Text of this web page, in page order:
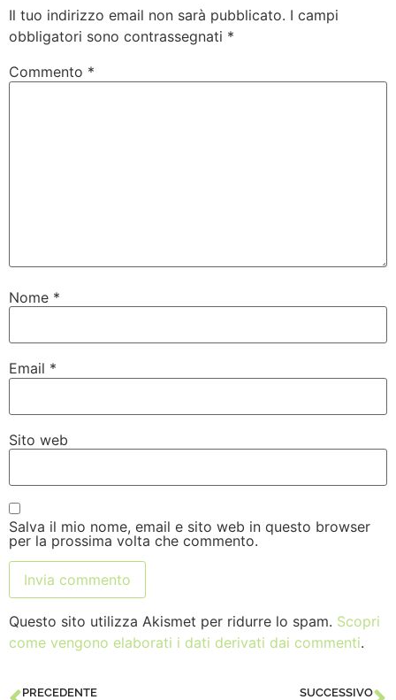
Il tuo indirizzo email non sarà pubblicato. I campi
obbligatori sono contrassegnati *
Commento *
Nome *
Email *
Sito web
Salva il mio nome, email e sito web in questo browser
per la prossima volta che commento.
Questo sito utilizza Akismet per ridurre lo spam. Scopri
come vengono elaborati i dati derivati dai commenti.
PRECEDENTE SUCCESSIVO